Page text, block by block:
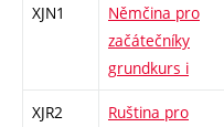
XJN1
Němčina pro
začátečníky
grundkurs i
XJR2
Ruština pro